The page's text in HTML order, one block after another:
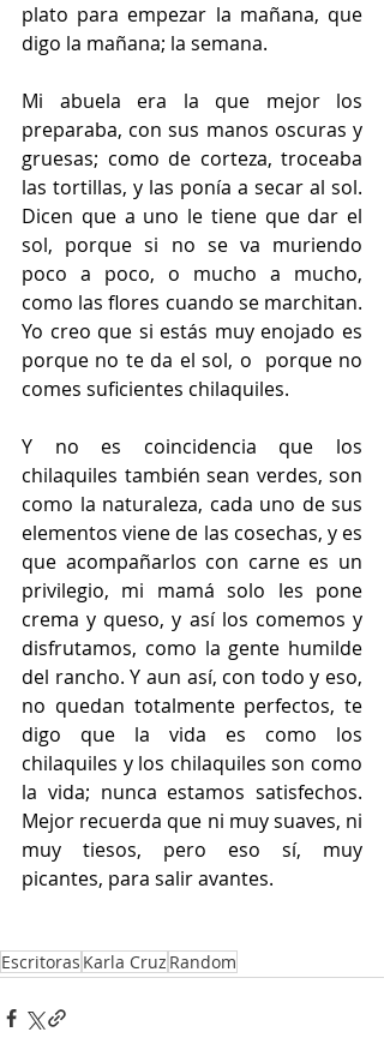
plato para empezar la mañana, que
digo la mañana; la semana.
Mi abuela era la que mejor los
preparaba, con sus manos oscuras y
gruesas; como de corteza, troceaba
las tortillas, y las ponía a secar al sol.
Dicen que a uno le tiene que dar el
sol, porque si no se va muriendo
poco a poco, o mucho a mucho,
como las flores cuando se marchitan.
Yo creo que si estás muy enojado es
porque no te da el sol, o  porque no
comes suficientes chilaquiles.
Y no es coincidencia que los
chilaquiles también sean verdes, son
como la naturaleza, cada uno de sus
elementos viene de las cosechas, y es
que acompañarlos con carne es un
privilegio, mi mamá solo les pone
crema y queso, y así los comemos y
disfrutamos, como la gente humilde
del rancho. Y aun así, con todo y eso,
no quedan totalmente perfectos, te
digo que la vida es como los
chilaquiles y los chilaquiles son como
la vida; nunca estamos satisfechos.
Mejor recuerda que ni muy suaves, ni
muy tiesos, pero eso sí, muy
picantes, para salir avantes.
Escritoras Karla Cruz Random